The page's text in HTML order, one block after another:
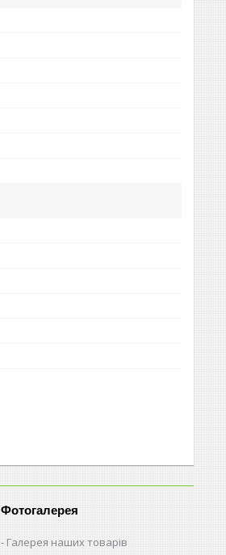
Фотогалерея
Галерея наших товарів